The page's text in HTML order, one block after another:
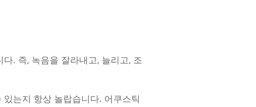
. 즉, 녹음을 잘라내고, 늘리고, 조
는지 항상 놀랍습니다. 어쿠스틱